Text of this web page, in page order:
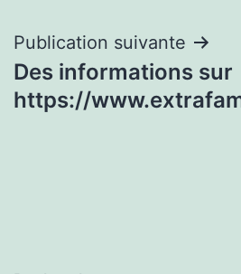
Publication suivante
Des informations sur
https://